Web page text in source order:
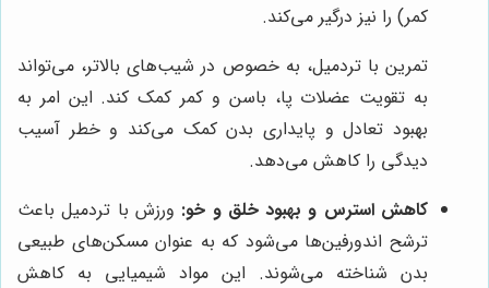
کمر) را نیز درگیر می‌کند.
تمرین با تردمیل، به خصوص در شیب‌های بالاتر، می‌تواند
به تقویت عضلات پا، باسن و کمر کمک کند. این امر به
بهبود تعادل و پایداری بدن کمک می‌کند و خطر آسیب
دیدگی را کاهش می‌دهد.
کاهش استرس و بهبود خلق و خو: ورزش با تردمیل باعث
ترشح اندورفین‌ها می‌شود که به عنوان مسکن‌های طبیعی
بدن شناخته می‌شوند. این مواد شیمیایی به کاهش